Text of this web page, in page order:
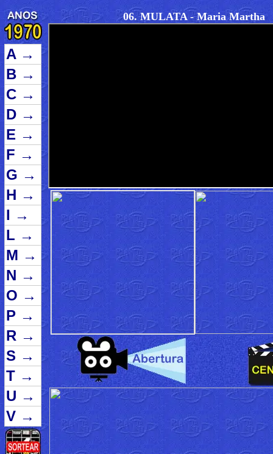
A →
B →
C →
D →
E →
F →
G →
H →
I →
L →
M →
N →
O →
P →
R →
S →
T →
U →
V →
06. MULATA - Maria Martha